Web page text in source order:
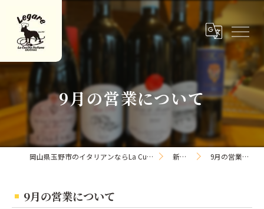
9月の営業について
岡山県玉野市のイタリアンならLa Cucina Italiana Legare 新着情報 9月の営業について
9月の営業について